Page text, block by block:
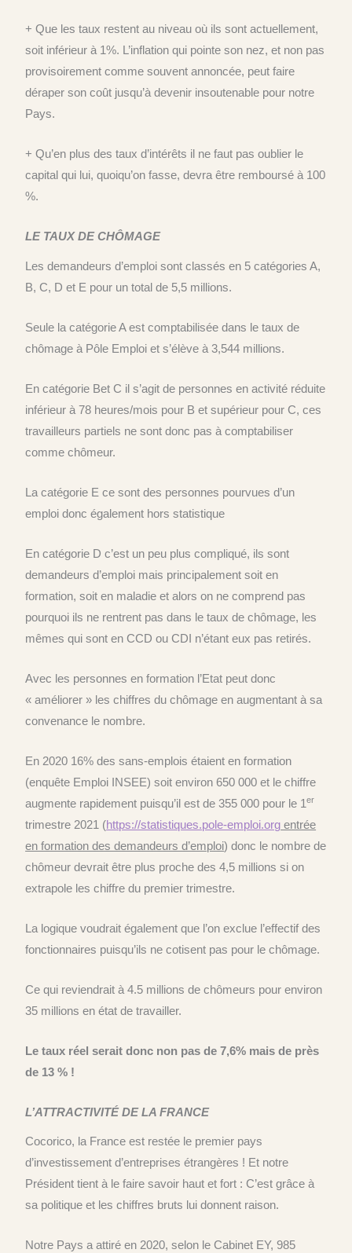
+ Que les taux restent au niveau où ils sont actuellement,
soit inférieur à 1%. L’inflation qui pointe son nez, et non pas
provisoirement comme souvent annoncée, peut faire
déraper son coût jusqu’à devenir insoutenable pour notre
Pays.
+ Qu’en plus des taux d’intérêts il ne faut pas oublier le
capital qui lui, quoiqu’on fasse, devra être remboursé à 100
%.
LE TAUX DE CHÔMAGE
Les demandeurs d’emploi sont classés en 5 catégories A,
B, C, D et E pour un total de 5,5 millions.
Seule la catégorie A est comptabilisée dans le taux de
chômage à Pôle Emploi et s’élève à 3,544 millions.
En catégorie Bet C il s’agit de personnes en activité réduite
inférieur à 78 heures/mois pour B et supérieur pour C, ces
travailleurs partiels ne sont donc pas à comptabiliser
comme chômeur.
La catégorie E ce sont des personnes pourvues d’un
emploi donc également hors statistique
En catégorie D c’est un peu plus compliqué, ils sont
demandeurs d’emploi mais principalement soit en
formation, soit en maladie et alors on ne comprend pas
pourquoi ils ne rentrent pas dans le taux de chômage, les
mêmes qui sont en CCD ou CDI n’étant eux pas retirés.
Avec les personnes en formation l’Etat peut donc
« améliorer » les chiffres du chômage en augmentant à sa
convenance le nombre.
En 2020 16% des sans-emplois étaient en formation
(enquête Emploi INSEE) soit environ 650 000 et le chiffre
augmente rapidement puisqu’il est de 355 000 pour le 1er
trimestre 2021 (https://statistiques.pole-emploi.org entrée
en formation des demandeurs d’emploi) donc le nombre de
chômeur devrait être plus proche des 4,5 millions si on
extrapole les chiffre du premier trimestre.
La logique voudrait également que l’on exclue l’effectif des
fonctionnaires puisqu’ils ne cotisent pas pour le chômage.
Ce qui reviendrait à 4.5 millions de chômeurs pour environ
35 millions en état de travailler.
Le taux réel serait donc non pas de 7,6% mais de près
de 13 % !
L’ATTRACTIVITÉ DE LA FRANCE
Cocorico, la France est restée le premier pays
d’investissement d’entreprises étrangères ! Et notre
Président tient à le faire savoir haut et fort : C’est grâce à
sa politique et les chiffres bruts lui donnent raison.
Notre Pays a attiré en 2020, selon le Cabinet EY, 985